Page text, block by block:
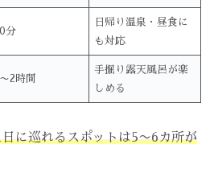
分
日帰り温泉・昼食に
も対応
2時間
手掘り露天風呂が楽
しめる
日に巡れるスポットは5〜6カ所が